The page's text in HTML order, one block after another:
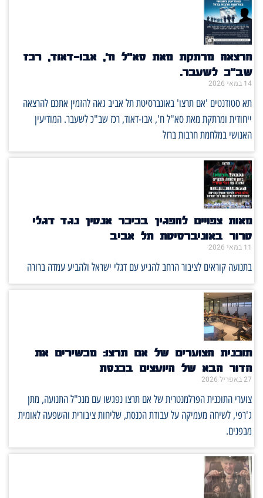
הרצאה מרתקת מאת סא"ל ח', אבו-דאוד, רכז
שב"כ לשעבר.
14 במאי 2026
תא סטודנטים 'אם תרצו' באונברסיטת תל אביב גאה להזמין אתכם להרצאה
ייחודית ומרתקת מאת סא"ל ח', אבו-דאוד, רכז שב"כ לשעבר. המודיעין
האנושי במלחמת חרבות ברזל
מאות צפויים להפגין בכיכר אנטין נגד דגלי
טרור באוניברסיטת תל אביב
11 במאי 2026
בתנועה קוראים לציבור הרחב להגיע עם דגלי ישראל ולהביע עמדה ברורה
תוכנית הצוערים של אם תרצו: מכשירים את
הדור הבא של היועצים בכנסת
27 באפריל 2026
צוערי התוכנית הפרלמנטרית של אם תרצו נפגשו עם מנכ"ל התנועה, מתן
ג'רפי, לשיחה מעמיקה על עבודת הכנסת, שליחות ציבורית והשפעה לאומית
מבפנים.